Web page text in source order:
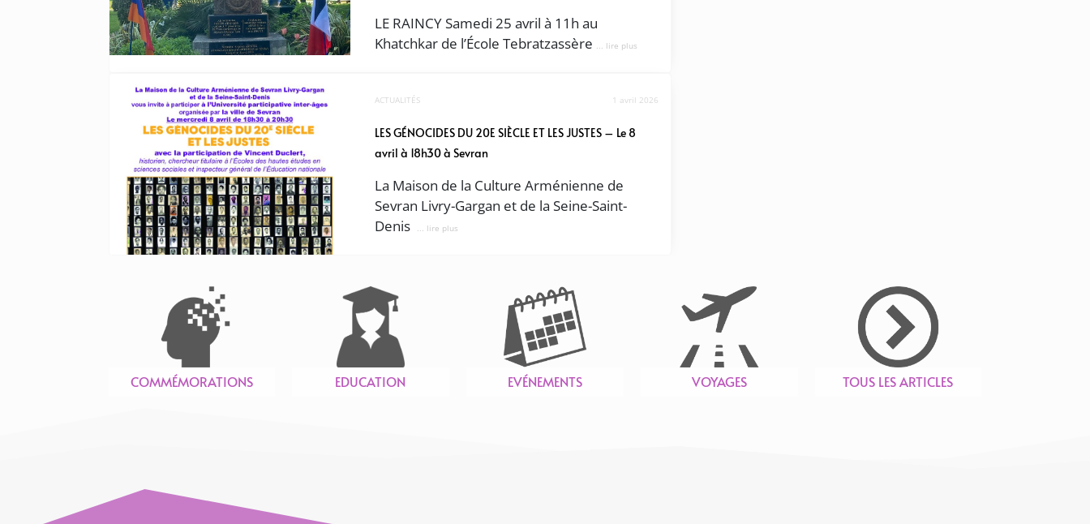
LE RAINCY Samedi 25 avril à 11h au
Khatchkar de l’École Tebratzassère ... lire plus
ACTUALITÉS 1 avril 2026
LES GÉNOCIDES DU 20E SIÈCLE ET LES JUSTES – Le 8
avril à 18h30 à Sevran
La Maison de la Culture Arménienne de
Sevran Livry-Gargan et de la Seine-Saint-
Denis
... lire plus
COMMÉMORATIONS EDUCATION EVÉNEMENTS VOYAGES TOUS LES ARTICLES